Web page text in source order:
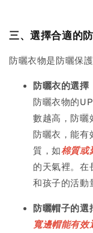
三、選擇合適的
防曬衣物是防曬保
防曬衣的選擇
防曬衣物的
數越高，防曬
防曬衣，能有
質，如棉質或
的天氣裡。在
和孩子的活動
防曬帽子的選
寬邊帽能有效